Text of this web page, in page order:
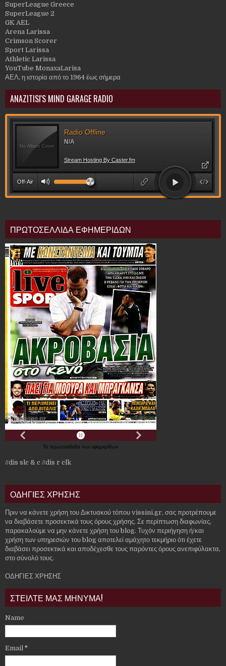
SuperLeague Greece
SuperLeague 2
GK AEL
Arena Larissa
Crimson Scorer
Sport Larissa
Athletic Larissa
YouTube MonaxaLarisa
ΑΕΛ, η ιστορία από το 1964 έως σήμερα
ANAZITISI'S MIND GARAGE RADIO
ΠΡΩΤΟΣΕΛΛΙΔΑ ΕΦΗΜΕΡΙΔΩΝ
Τα πρωτοσέλιδα των εφημερίδων
//dis slc & c //dis r clk
ΟΔΗΓΙΕΣ ΧΡΗΣΗΣ
Πριν να κάνετε χρήση του Δικτυακού τόπου vissini.gr, σας προτρέπουμε
να διαβάσετε προσεκτικά τους όρους χρήσης. Σε περίπτωση διαφωνίας,
παρακαλούμε να μην κάνετε χρήση του blog. Τυχόν περιήγηση ή/και
χρήση των υπηρεσιών του blog αποτελεί αμάχητο τεκμήριο ότι έχετε
διαβάσει προσεκτικά και αποδέχεσθε τους παρόντες όρους ανεπιφύλακτα,
στο σύνολό τους.
ΟΔΗΓΙΕΣ ΧΡΗΣΗΣ
ΣΤΕΙΛΤΕ ΜΑΣ ΜΗΝΥΜΑ!
Name
Email *